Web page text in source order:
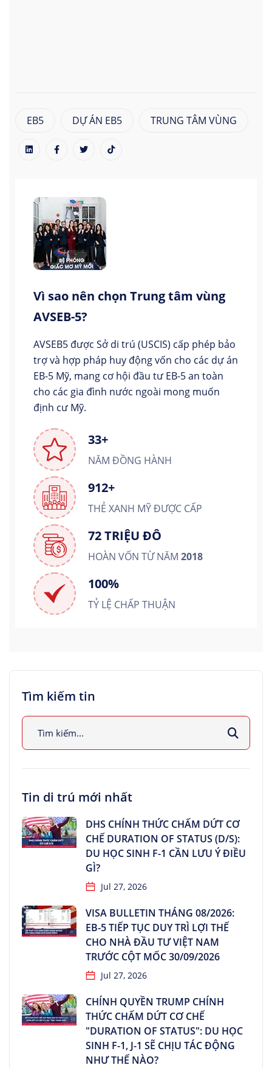
EB5 DỰ ÁN EB5 TRUNG TÂM VÙNG
Vì sao nên chọn Trung tâm vùng
AVSEB-5?
AVSEB5 được Sở di trú (USCIS) cấp phép bảo
trợ và hợp pháp huy động vốn cho các dự án
EB-5 Mỹ, mang cơ hội đầu tư EB-5 an toàn
cho các gia đình nước ngoài mong muốn
định cư Mỹ.
33+
NĂM ĐỒNG HÀNH
912+
THẺ XANH MỸ ĐƯỢC CẤP
72 TRIỆU ĐÔ
HOÀN VỐN TỪ NĂM 2018
100%
TỶ LỆ CHẤP THUẬN
Tìm kiếm tin
Tin di trú mới nhất
DHS CHÍNH THỨC CHẤM DỨT CƠ
CHẾ DURATION OF STATUS (D/S):
DU HỌC SINH F-1 CẦN LƯU Ý ĐIỀU
GÌ?
Jul 27, 2026
VISA BULLETIN THÁNG 08/2026:
EB-5 TIẾP TỤC DUY TRÌ LỢI THẾ
CHO NHÀ ĐẦU TƯ VIỆT NAM
TRƯỚC CỘT MỐC 30/09/2026
Jul 27, 2026
CHÍNH QUYỀN TRUMP CHÍNH
THỨC CHẤM DỨT CƠ CHẾ
"DURATION OF STATUS": DU HỌC
SINH F-1, J-1 SẼ CHỊU TÁC ĐỘNG
NHƯ THẾ NÀO?